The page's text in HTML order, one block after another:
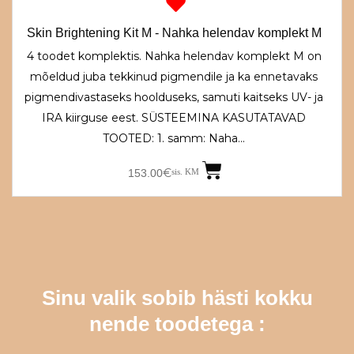
Skin Brightening Kit M - Nahka helendav komplekt M
4 toodet komplektis. Nahka helendav komplekt M on
mõeldud juba tekkinud pigmendile ja ka ennetavaks
pigmendivastaseks hoolduseks, samuti kaitseks UV- ja
IRA kiirguse eest. SÜSTEEMINA KASUTATAVAD
TOOTED: 1. samm: Naha…
153.00€sis. KM
Sinu valik sobib hästi kokku
nende toodetega :